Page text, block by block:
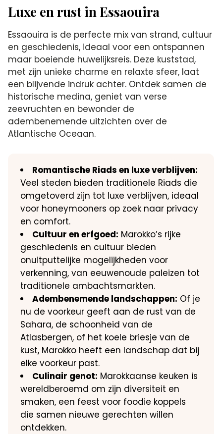
Luxe en rust in Essaouira
Essaouira is de perfecte mix van strand, cultuur
en geschiedenis, ideaal voor een ontspannen
maar boeiende huwelijksreis. Deze kuststad,
met zijn unieke charme en relaxte sfeer, laat
een blijvende indruk achter. Ontdek samen de
historische medina, geniet van verse
zeevruchten en bewonder de
adembenemende uitzichten over de
Atlantische Oceaan.
Romantische Riads en luxe verblijven:
Veel steden bieden traditionele Riads die
omgetoverd zijn tot luxe verblijven, ideaal
voor honeymooners op zoek naar privacy
en comfort.
Cultuur en erfgoed: Marokko’s rijke
geschiedenis en cultuur bieden
onuitputtelijke mogelijkheden voor
verkenning, van eeuwenoude paleizen tot
traditionele ambachtsmarkten.
Adembenemende landschappen: Of je
nu de voorkeur geeft aan de rust van de
Sahara, de schoonheid van de
Atlasbergen, of het koele briesje van de
kust, Marokko heeft een landschap dat bij
elke voorkeur past.
Culinair genot: Marokkaanse keuken is
wereldberoemd om zijn diversiteit en
smaken, een feest voor foodie koppels
die samen nieuwe gerechten willen
ontdekken.